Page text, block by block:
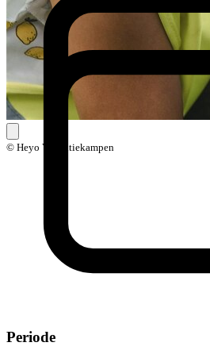
© Heyo Vakantiekampen
Periode